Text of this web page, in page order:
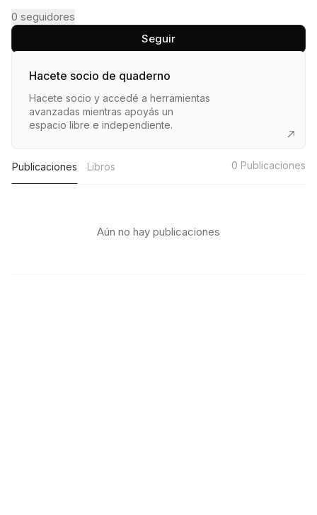
0 seguidores
Seguir
Hacete socio de quaderno
Hacete socio y accedé a herramientas
avanzadas mientras apoyás un
espacio libre e independiente.
Publicaciones Libros 0 Publicaciones
Aún no hay publicaciones